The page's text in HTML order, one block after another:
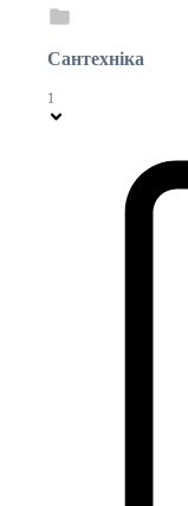
Сантехніка
1